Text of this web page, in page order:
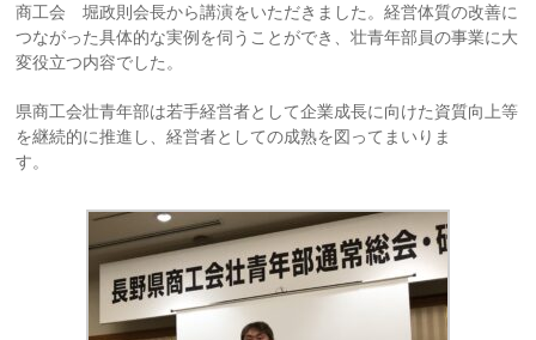
商工会 堀政則会長から講演をいただきました。経営体質の改善に
つながった具体的な実例を伺うことができ、壮青年部員の事業に大
変役立つ内容でした。
県商工会壮青年部は若手経営者として企業成長に向けた資質向上等
を継続的に推進し、経営者としての成熟を図ってまいりま
す。